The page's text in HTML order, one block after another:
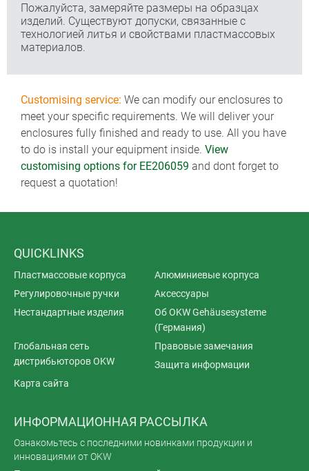
Пожалуйста, замеряйте размеры на образцах
изделий. Существуют допуски, связанные с
технологией литья и свойствами пластмассовых
материалов.
Customising service: We can modify our enclosures to
meet your specific requirements. We will deliver your
enclosures fully finished and ready to use. All you have
to do is install your equipment inside. View
customising options for EE206059 and dont forget to
request a quotation!
QUICKLINKS
Пластмассовые корпуса
Алюминиевые корпуса
Регулировочные ручки
Аксессуары
Нестандартные изделия
Об OKW Gehäusesysteme
(Германия)
Глобальная сеть
дистрибьюторов OKW
Правовые замечания
Защита информации
Карта сайта
ИНФОРМАЦИОННАЯ РАССЫЛКА
Ознакомьтесь с последними новинками продукции и
инновациями от OKW